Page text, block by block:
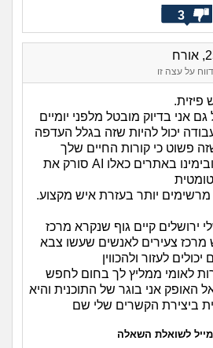
3
דווח על עצה זו
פיזית.
אני בדיוק מובטל מלפני יומיים
ראיונות עבודה יכול להיות שזה בגלל העדפה
פשוט כי קורות החיים שלך
נראים מאוד בנאליים ובימינו באתרים כאלו AI סורק את
מרשימים יותר בעזרת איש מקצוע.
ירושלים קיים גוף שנקרא מרכז
מרכז צעירים לאנשים שעשו צבא
לעזור ולהכווין
לאומי ממליץ לך בחום לחפש
האופק אני בוגר של התוכנית והיא
ביצירת הקשרים שלי שם
לשואלת השאלה